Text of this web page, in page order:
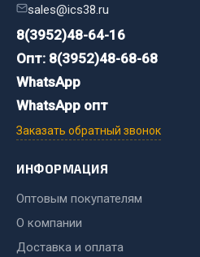
Система охлаждения
Сцепление
Тормозная система
Весь раздел
Запчасти ЯМЗ
sales@ics38.ru
8(3952)48-64-16
Опт: 8(3952)48-68-68
WhatsApp
WhatsApp опт
Заказать обратный звонок
ИНФОРМАЦИЯ
Оптовым покупателям
О компании
Доставка и оплата